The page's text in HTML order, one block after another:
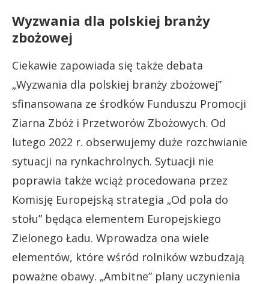
Wyzwania dla polskiej branży
zbożowej
Ciekawie zapowiada się także debata
„Wyzwania dla polskiej branży zbożowej”
sfinansowana ze środków Funduszu Promocji
Ziarna Zbóż i Przetworów Zbożowych. Od
lutego 2022 r. obserwujemy duże rozchwianie
sytuacji na rynkachrolnych. Sytuacji nie
poprawia także wciąż procedowana przez
Komisję Europejską strategia „Od pola do
stołu” będąca elementem Europejskiego
Zielonego Ładu. Wprowadza ona wiele
elementów, które wśród rolników wzbudzają
poważne obawy. „Ambitne” plany uczynienia